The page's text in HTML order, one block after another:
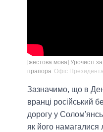
[жестова мова] Урочисті
прапора Офіс
Зазначимо, що в
вранці російський
дорогу у
як його намагалися